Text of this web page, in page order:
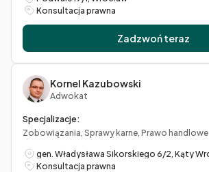
Konsultacja prawna
Zadzwoń teraz
Kornel Kazubowski
Adwokat
Specjalizacje:
Zobowiązania, Sprawy karne, Prawo handlowe
Konsultacja prawna